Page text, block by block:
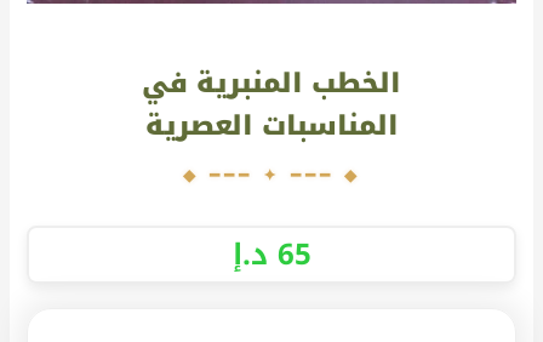
الخطب المنبرية في
المناسبات العصرية
65د.إ